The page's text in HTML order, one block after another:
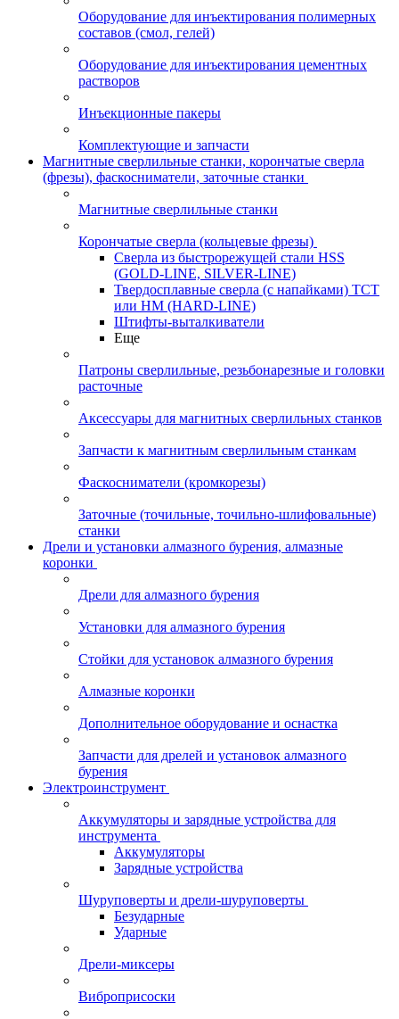
Оборудование для инъектирования полимерных
составов (смол, гелей)
Оборудование для инъектирования цементных
растворов
Инъекционные пакеры
Комплектующие и запчасти
Магнитные сверлильные станки, корончатые сверла
(фрезы), фаскосниматели, заточные станки
Магнитные сверлильные станки
Корончатые сверла (кольцевые фрезы)
Сверла из быстрорежущей стали HSS
(GOLD-LINE, SILVER-LINE)
Твердосплавные сверла (с напайками) ТСТ
или HM (HARD-LINE)
Штифты-выталкиватели
Еще
Патроны сверлильные, резьбонарезные и головки
расточные
Аксессуары для магнитных сверлильных станков
Запчасти к магнитным сверлильным станкам
Фаскосниматели (кромкорезы)
Заточные (точильные, точильно-шлифовальные)
станки
Дрели и установки алмазного бурения, алмазные
коронки
Дрели для алмазного бурения
Установки для алмазного бурения
Стойки для установок алмазного бурения
Алмазные коронки
Дополнительное оборудование и оснастка
Запчасти для дрелей и установок алмазного
бурения
Электроинструмент
Аккумуляторы и зарядные устройства для
инструмента
Аккумуляторы
Зарядные устройства
Шуруповерты и дрели-шуруповерты
Безударные
Ударные
Дрели-миксеры
Виброприсоски